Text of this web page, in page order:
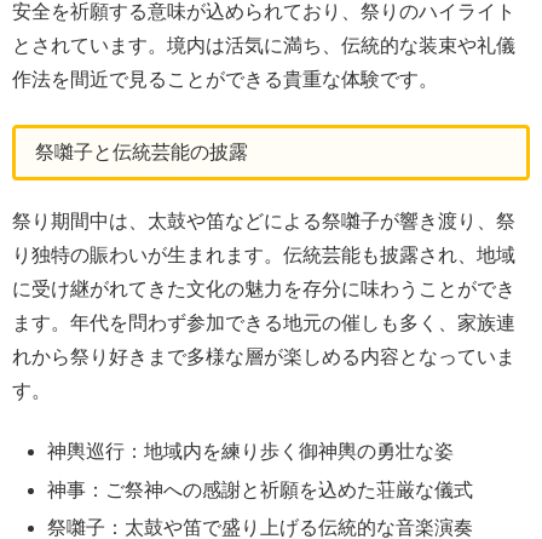
安全を祈願する意味が込められており、祭りのハイライト
とされています。境内は活気に満ち、伝統的な装束や礼儀
作法を間近で見ることができる貴重な体験です。
祭囃子と伝統芸能の披露
祭り期間中は、太鼓や笛などによる祭囃子が響き渡り、祭
り独特の賑わいが生まれます。伝統芸能も披露され、地域
に受け継がれてきた文化の魅力を存分に味わうことができ
ます。年代を問わず参加できる地元の催しも多く、家族連
れから祭り好きまで多様な層が楽しめる内容となっていま
す。
神輿巡行：地域内を練り歩く御神輿の勇壮な姿
神事：ご祭神への感謝と祈願を込めた荘厳な儀式
祭囃子：太鼓や笛で盛り上げる伝統的な音楽演奏